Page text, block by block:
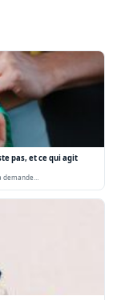
pas, et ce qui agit
demande…